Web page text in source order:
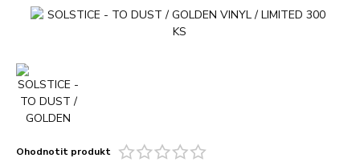
Ohodnotit produkt